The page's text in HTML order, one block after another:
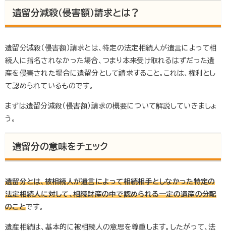
遺留分減殺（侵害額）請求とは？
遺留分減殺（侵害額）請求とは、特定の法定相続人が遺言によって相
続人に指名されなかった場合、つまり本来受け取れるはずだった遺
産を侵害された場合に遺留分として請求すること。これは、権利とし
て認められているものです。
まずは遺留分減殺（侵害額）請求の概要について解説していきましょ
う。
遺留分の意味をチェック
遺留分とは、被相続人が遺言によって相続相手としなかった特定の
法定相続人に対して、相続財産の中で認められる一定の遺産の分配
のことです。
遺産相続は、基本的に被相続人の意思を尊重します。したがって、法